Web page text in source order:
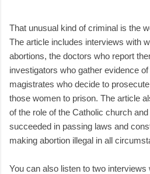
That unusual kind of criminal is the
The article includes interviews with
abortions, the doctors who report
investigators who gather evidence
magistrates who decide to
those women to prison. The article
of the role of the Catholic church
succeeded in passing laws and
making abortion illegal in all
You can also listen to two